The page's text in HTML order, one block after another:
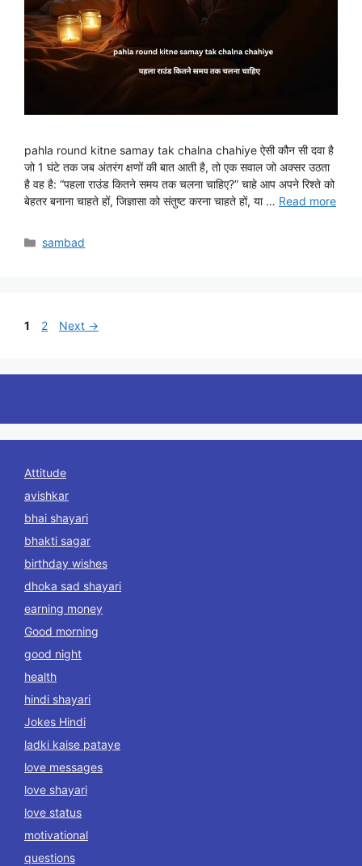
pahla round kitne samay tak chalna chahiye ऐसी कौन सी दवा है
जो 1 घंटे तक जब अंतरंग क्षणों की बात आती है, तो एक सवाल जो अक्सर उठता
है वह है: “पहला राउंड कितने समय तक चलना चाहिए?” चाहे आप अपने रिश्ते को
बेहतर बनाना चाहते हों, जिज्ञासा को संतुष्ट करना चाहते हों, या … Read more
Categories
sambad
Page
1 Page
2 Next →
Attitude
avishkar
bhai shayari
bhakti sagar
birthday wishes
dhoka sad shayari
earning money
Good morning
good night
health
hindi shayari
Jokes Hindi
ladki kaise pataye
love messages
love shayari
love status
motivational
questions